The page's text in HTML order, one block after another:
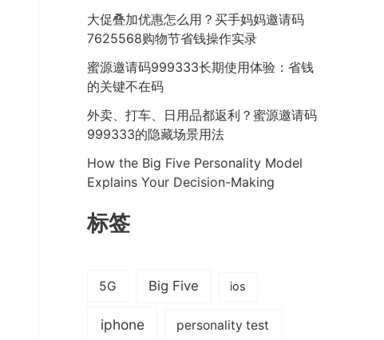
大促叠加优惠怎么用？买手妈妈邀请码
7625568购物节省钱操作实录
蜜源邀请码999333长期使用体验：省钱
的关键不在码
外卖、打车、日用品都返利？蜜源邀请码
999333的隐藏场景用法
How the Big Five Personality Model
Explains Your Decision-Making
标签
5G Big Five ios
iphone personality test